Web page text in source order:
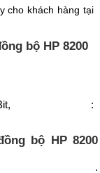
cho khách hàng tại
bộ HP 8200
lên 1TB
128 Bit, :
bộ HP8200